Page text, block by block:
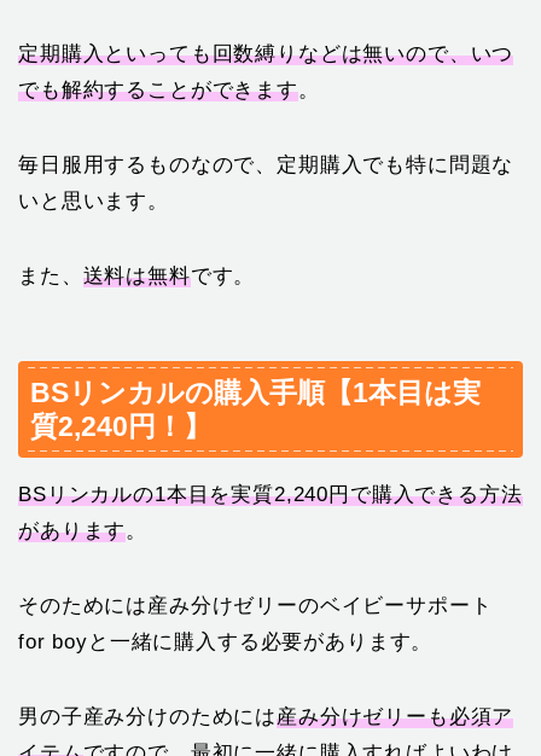
定期購入といっても回数縛りなどは無いので、いつ
でも解約することができます。
毎日服用するものなので、定期購入でも特に問題な
いと思います。
また、 送料は無料です。
BSリンカルの購入手順【1本目は実
質2,240円！】
BSリンカルの1本目を実質2,240円で購入できる方法
があります。
そのためには産み分けゼリーのベイビーサポート
for boyと一緒に購入する必要があります。
男の子産み分けのためには産み分けゼリーも必須ア